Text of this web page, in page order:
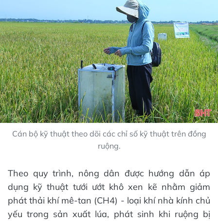
Cán bộ kỹ thuật theo dõi các chỉ số kỹ thuật trên đồng
ruộng.
Theo quy trình, nông dân được hướng dẫn áp
dụng kỹ thuật tưới ướt khô xen kẽ nhằm giảm
phát thải khí mê-tan (CH4) - loại khí nhà kính chủ
yếu trong sản xuất lúa, phát sinh khi ruộng bị